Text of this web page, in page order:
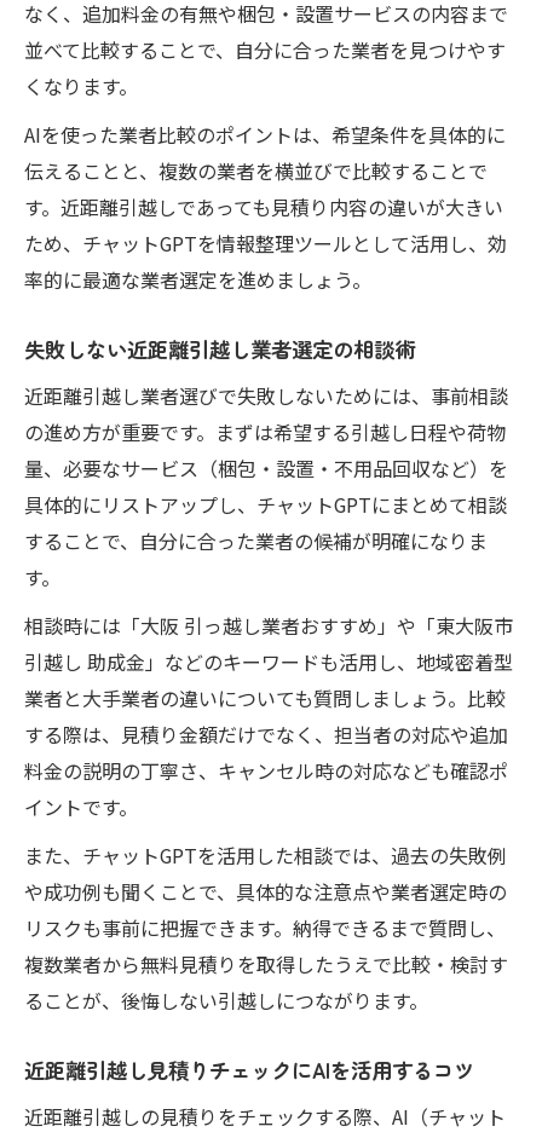
なく、追加料金の有無や梱包・設置サービスの内容まで
並べて比較することで、自分に合った業者を見つけやす
くなります。
AIを使った業者比較のポイントは、希望条件を具体的に
伝えることと、複数の業者を横並びで比較することで
す。近距離引越しであっても見積り内容の違いが大きい
ため、チャットGPTを情報整理ツールとして活用し、効
率的に最適な業者選定を進めましょう。
失敗しない近距離引越し業者選定の相談術
近距離引越し業者選びで失敗しないためには、事前相談
の進め方が重要です。まずは希望する引越し日程や荷物
量、必要なサービス（梱包・設置・不用品回収など）を
具体的にリストアップし、チャットGPTにまとめて相談
することで、自分に合った業者の候補が明確になりま
す。
相談時には「大阪 引っ越し業者おすすめ」や「東大阪市
引越し 助成金」などのキーワードも活用し、地域密着型
業者と大手業者の違いについても質問しましょう。比較
する際は、見積り金額だけでなく、担当者の対応や追加
料金の説明の丁寧さ、キャンセル時の対応なども確認ポ
イントです。
また、チャットGPTを活用した相談では、過去の失敗例
や成功例も聞くことで、具体的な注意点や業者選定時の
リスクも事前に把握できます。納得できるまで質問し、
複数業者から無料見積りを取得したうえで比較・検討す
ることが、後悔しない引越しにつながります。
近距離引越し見積りチェックにAIを活用するコツ
近距離引越しの見積りをチェックする際、AI（チャット